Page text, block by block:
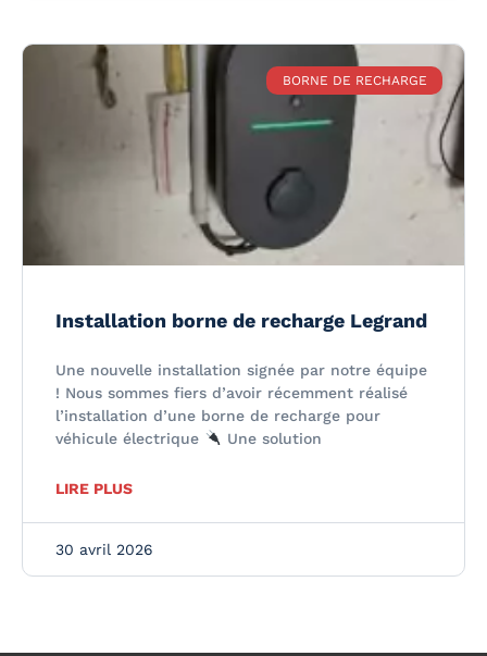
BORNE DE RECHARGE
Installation borne de recharge Legrand
Une nouvelle installation signée par notre équipe
! Nous sommes fiers d’avoir récemment réalisé
l’installation d’une borne de recharge pour
véhicule électrique
Une solution
LIRE PLUS
30 avril 2026